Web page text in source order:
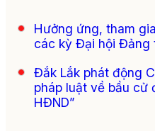
Hưởng ứng, tham
các kỳ Đại hội Đảng
Đắk Lắk phát động
pháp luật về bầu cử
HĐND”